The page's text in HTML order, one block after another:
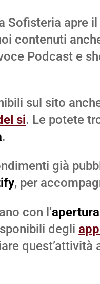
Sofisteria apre
contenuti
Podcast e
sul sito
si. Le potete
.
già
, per
con l’
degli
quest’attività